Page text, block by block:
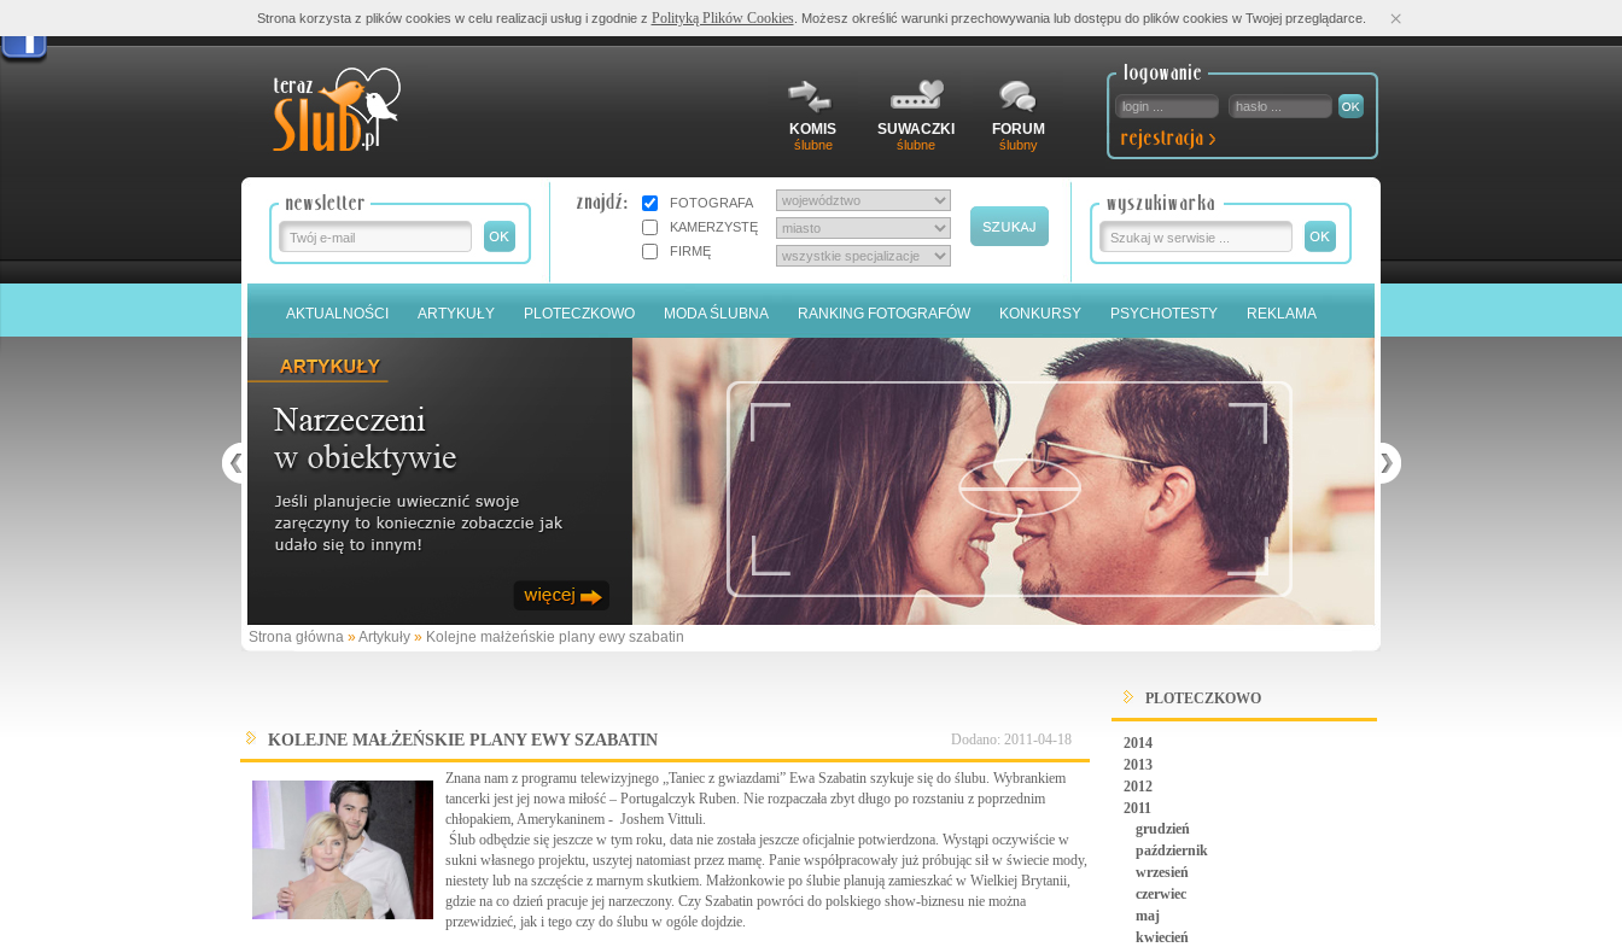
KOMIS
ślubne
SUWACZKI
ślubne
FORUM
ślubny
FOTOGRAFA
KAMERZYSTĘ
FIRMĘ
AKTUALNOŚCI ARTYKUŁY PLOTECZKOWO MODA ŚLUBNA RANKING FOTOGRAFÓW KONKURSY PSYCHOTESTY REKLAMA
Strona główna »Artykuły » Kolejne małżeńskie plany ewy szabatin
KOLEJNE MAŁŻEŃSKIE PLANY EWY SZABATIN Dodano: 2011-04-18
Znana nam z programu telewizyjnego „Taniec z gwiazdami” Ewa Szabatin szykuje się do ślubu. Wybrankiem
tancerki jest jej nowa miłość – Portugalczyk Ruben. Nie rozpaczała zbyt długo po rozstaniu z poprzednim
chłopakiem, Amerykaninem - Joshem Vittuli.
Ślub odbędzie się jeszcze w tym roku, data nie została jeszcze oficjalnie potwierdzona. Wystąpi oczywiście w
sukni własnego projektu, uszytej natomiast przez mamę. Panie współpracowały już próbując sił w świecie mody,
niestety lub na szczęście z marnym skutkiem. Małżonkowie po ślubie planują zamieszkać w Wielkiej Brytanii,
gdzie na co dzień pracuje jej narzeczony. Czy Szabatin powróci do polskiego show-biznesu nie można
przewidzieć, jak i tego czy do ślubu w ogóle dojdzie.
PLOTECZKOWO
2014
2013
2012
2011
grudzień
październik
wrzesień
czerwiec
maj
kwiecień
Strona korzysta z plików cookies w celu realizacji usług i zgodnie z Polityką Plików Cookies. Możesz określić warunki przechowywania lub dostępu do plików cookies w Twojej przeglądarce. ×